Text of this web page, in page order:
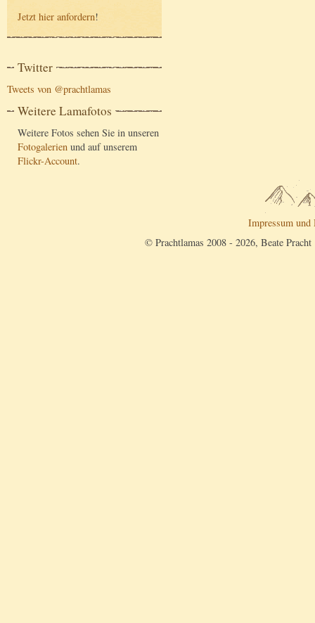
Jetzt hier anfordern!
Twitter
Tweets von @prachtlamas
Weitere Lamafotos
Weitere Fotos sehen Sie in unseren
Fotogalerien und auf unserem
Flickr-Account.
Impressum und
© Prachtlamas 2008 - 2026, Beate Pracht